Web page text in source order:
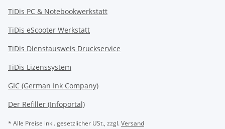
TiDis PC & Notebookwerkstatt
TiDis eScooter Werkstatt
TiDis Dienstausweis Druckservice
TiDis Lizenssystem
GIC (German Ink Company)
Der Refiller (Infoportal)
* Alle Preise inkl. gesetzlicher USt., zzgl.Versand